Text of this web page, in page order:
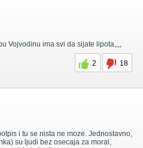
Vojvodinu ima svi da sijate lipota,,,,
2
18
i tu se nista ne moze. Jednostavno,
su ljudi bez osecaja za moral,